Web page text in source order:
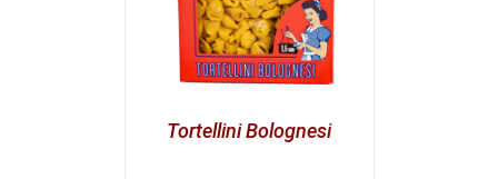
Tortellini Bolognesi